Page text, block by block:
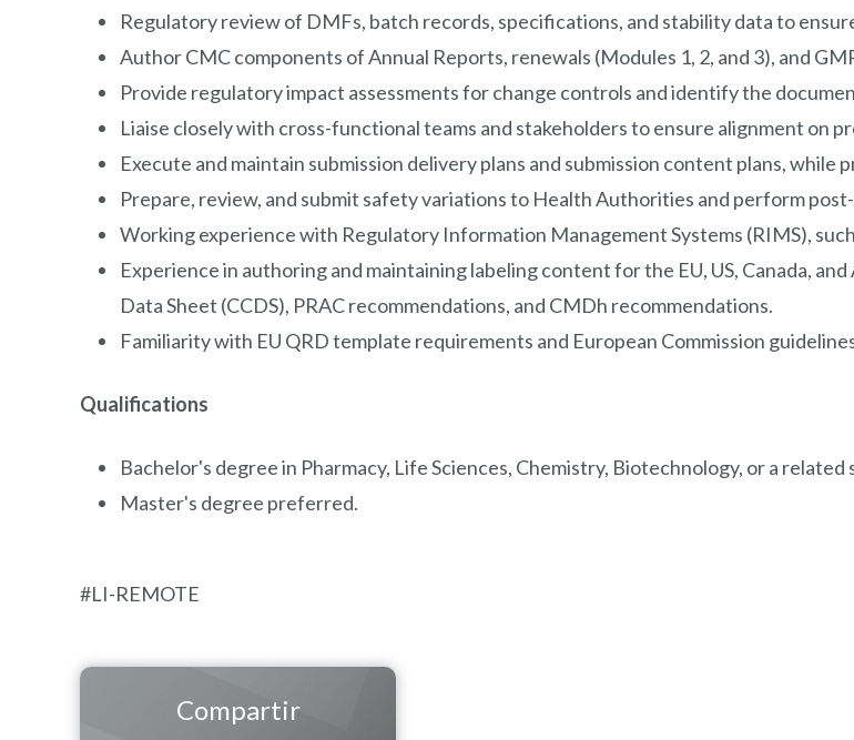
Regulatory review of DMFs, batch records, specifications, and stability data to
Author CMC components of Annual Reports, renewals (Modules 1, 2, and 3), and
Provide regulatory impact assessments for change controls and identify the
Liaise closely with cross-functional teams and stakeholders to ensure alignment on
Execute and maintain submission delivery plans and submission content plans,
Prepare, review, and submit safety variations to Health Authorities and perform
Working experience with Regulatory Information Management Systems (RIMS),
Experience in authoring and maintaining labeling content for the EU, US, Canada,
Data Sheet (CCDS), PRAC recommendations, and CMDh recommendations.
Familiarity with EU QRD template requirements and European Commission
Qualifications
Bachelor's degree in Pharmacy, Life Sciences, Chemistry, Biotechnology, or a
Master's degree preferred.
#LI-REMOTE
Compartir